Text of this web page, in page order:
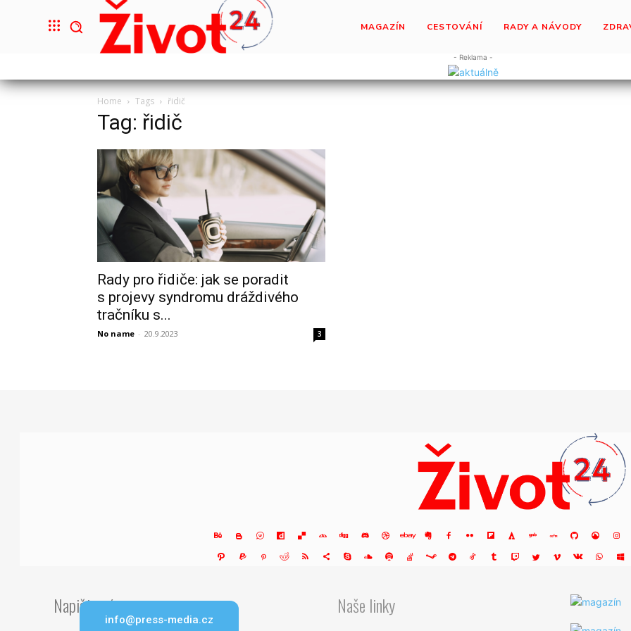
MAGAZÍN CESTOVÁNÍ RADY A NÁVODY
- Reklama -
Home Tags řidič
Tag: řidič
Rady pro řidiče: jak se poradit
s projevy syndromu dráždivého
tračníku s...
No name - 20.9.2023 3
Napište nám
info@press-media.cz
Naše linky